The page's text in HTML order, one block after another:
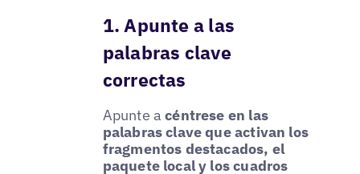
1. Apunte a las
palabras clave
correctas
Apunte acéntrese en las
palabras clave que activan los
fragmentos destacados, el
paquete local y los cuadros